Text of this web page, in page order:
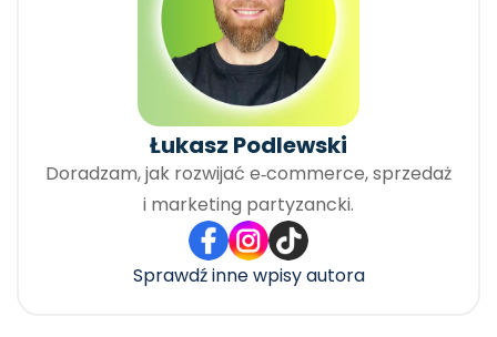
Łukasz Podlewski
Doradzam, jak rozwijać e‑commerce, sprzedaż
i marketing partyzancki.
Sprawdź inne wpisy autora